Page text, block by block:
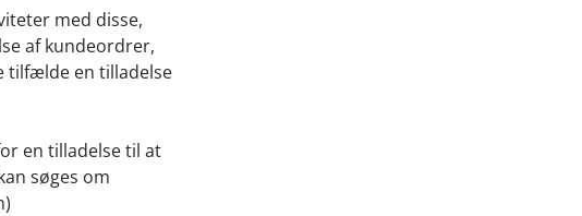
med disse,
af kundeordrer,
tilfælde en tilladelse
en tilladelse til at
søges om